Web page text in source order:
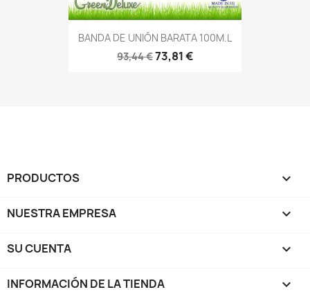
BANDA DE UNIÓN BARATA 100M.L
93,44 €73,81 €
PRODUCTOS 
NUESTRA EMPRESA 
SU CUENTA 
INFORMACIÓN DE LA TIENDA keyboard_arrow_down